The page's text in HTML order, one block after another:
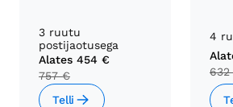
3 ruutu
postijaotusega
Alates 454 €
757 €
Telli
4